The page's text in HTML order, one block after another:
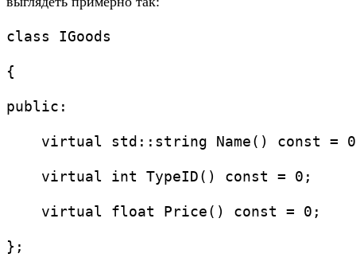
class IGoods
{
public:
virtual std::string Name() const =
    virtual int TypeID() const = 0;
    virtual float Price() const = 0;
};